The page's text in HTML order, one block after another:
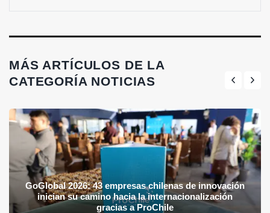
MÁS ARTÍCULOS DE LA
CATEGORÍA NOTICIAS
GoGlobal 2026: 43 empresas chilenas de innovación
inician su camino hacia la internacionalización
gracias a ProChile